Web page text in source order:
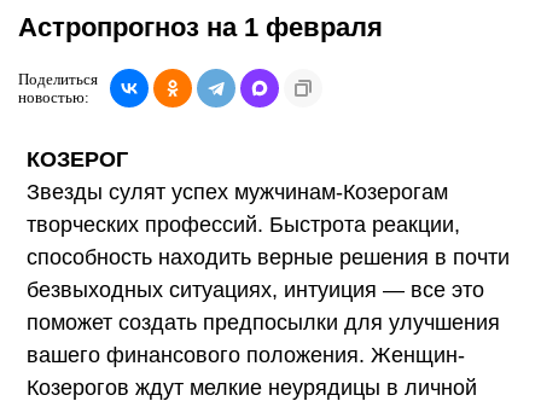
Астропрогноз на 1 февраля
Поделиться
новостью:
КОЗЕРОГ
Звезды сулят успех мужчинам-Козерогам
творческих профессий. Быстрота реакции,
способность находить верные решения в почти
безвыходных ситуациях, интуиция — все это
поможет создать предпосылки для улучшения
вашего финансового положения. Женщин-
Козерогов ждут мелкие неурядицы в личной